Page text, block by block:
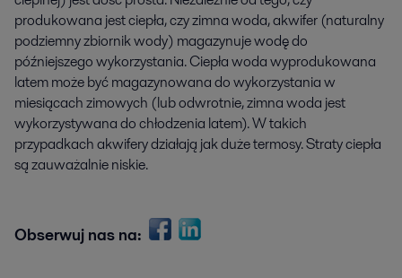
produkowana jest ciepła, czy zimna woda, akwifer (naturalny
podziemny zbiornik wody) magazynuje wodę do
późniejszego wykorzystania. Ciepła woda wyprodukowana
latem może być magazynowana do wykorzystania w
miesiącach zimowych (lub odwrotnie, zimna woda jest
wykorzystywana do chłodzenia latem). W takich
przypadkach akwifery działają jak duże termosy. Straty ciepła
są zauważalnie niskie.
Obserwuj nas na: